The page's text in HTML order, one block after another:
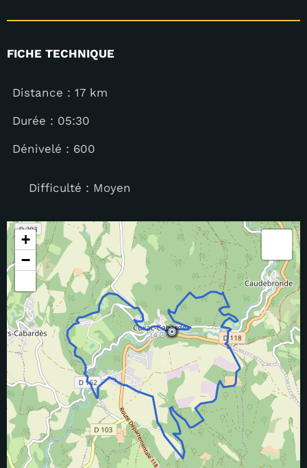
FICHE TECHNIQUE
Distance : 17 km
Durée : 05:30
Dénivelé : 600
Difficulté : Moyen
+
−